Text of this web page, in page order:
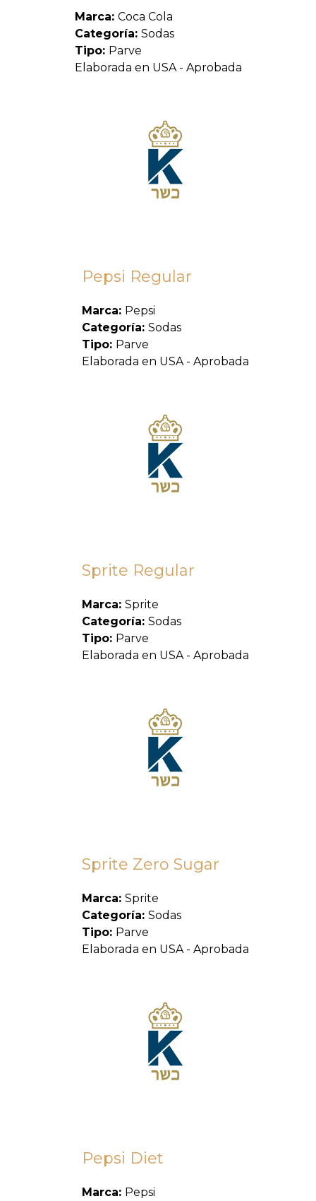
Marca: Coca Cola
Categoría: Sodas
Tipo: Parve
Elaborada en USA - Aprobada
Pepsi Regular
Marca: Pepsi
Categoría: Sodas
Tipo: Parve
Elaborada en USA - Aprobada
Sprite Regular
Marca: Sprite
Categoría: Sodas
Tipo: Parve
Elaborada en USA - Aprobada
Sprite Zero Sugar
Marca: Sprite
Categoría: Sodas
Tipo: Parve
Elaborada en USA - Aprobada
Pepsi Diet
Marca: Pepsi